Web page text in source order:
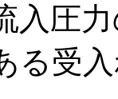
入圧
る受